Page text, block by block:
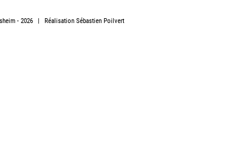
- 2026 Réalisation Sébastien Poilvert